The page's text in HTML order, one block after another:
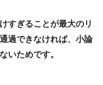
すぎることが最大のリ
過できなければ、小論
いためです。